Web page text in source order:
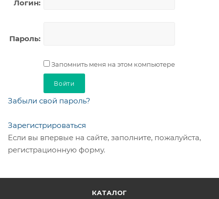
Логин:
Пароль:
Запомнить меня на этом компьютере
Забыли свой пароль?
Зарегистрироваться
Если вы впервые на сайте, заполните, пожалуйста,
регистрационную форму.
КАТАЛОГ